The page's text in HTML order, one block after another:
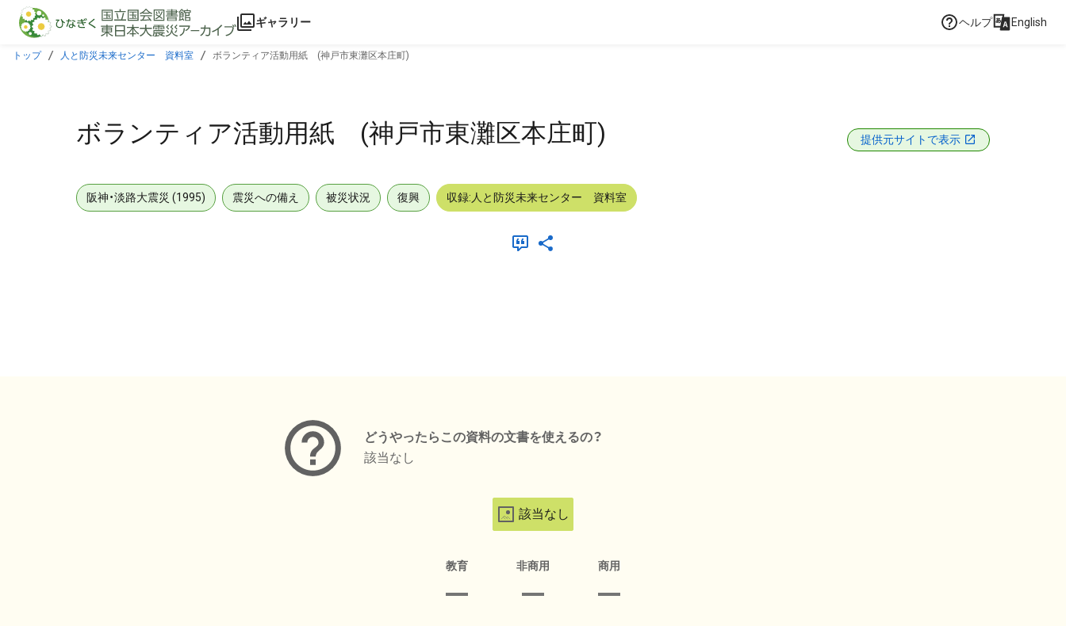
本文に飛ぶ
ギャラリー ヘルプ English
トップ 人と防災未来センター 資料室 ボランティア活動用紙 (神戸市東灘区本庄町)
ボランティア活動用紙 (神戸市東灘区本庄町) 提供元サイトで表示
阪神・淡路大震災 (1995) 震災への備え 被災状況 復興 収録:人と防災未来センター 資料室
どうやったらこの資料の文書を使えるの？
該当なし
該当なし
教育 非商用 商用